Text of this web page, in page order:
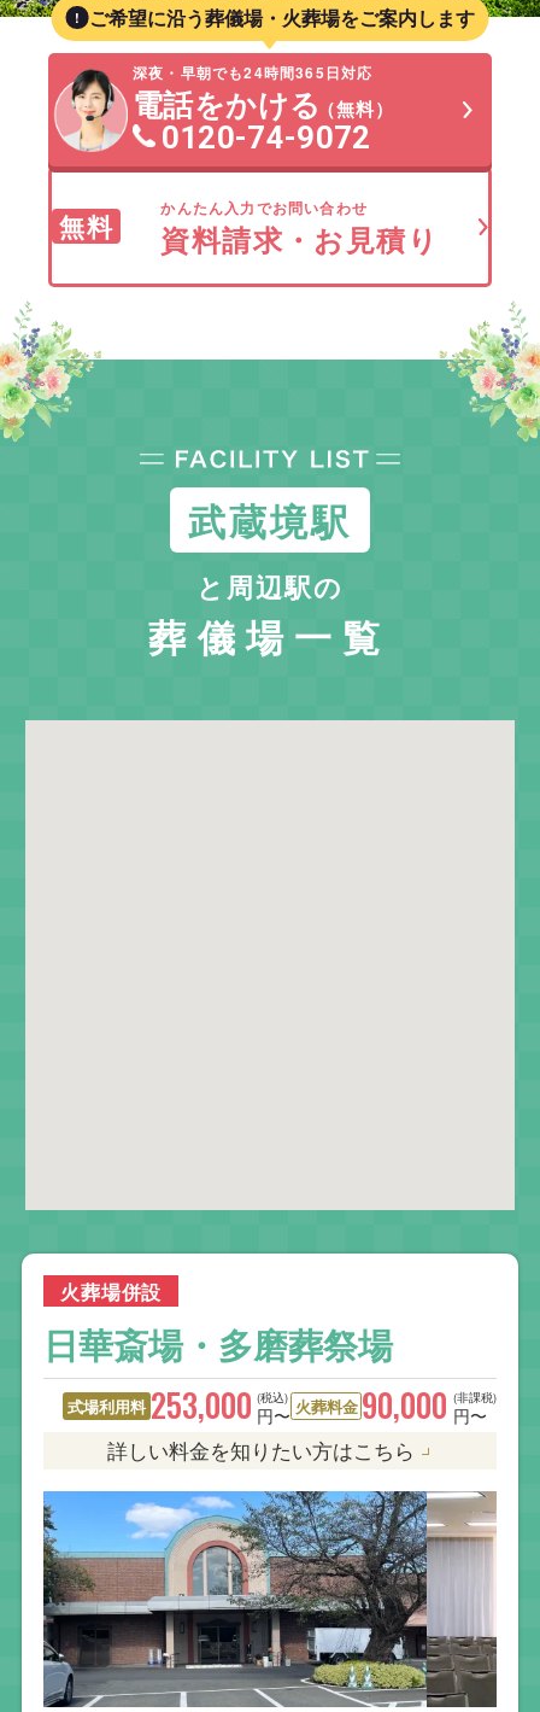
ご希望に沿う葬儀場・火葬場をご案内します
深夜・早朝でも24時間365日対応
電話をかける（無料）
0120-74-9072
無料
かんたん入力でお問い合わせ
資料請求・お見積り
武蔵境駅
と周辺駅の
葬儀場一覧
火葬場併設
日華斎場・多磨葬祭場
式場利用料 (税込)
253,000 円〜 火葬料金 (非課税)
90,000 円〜
詳しい料金を知りたい方はこちら